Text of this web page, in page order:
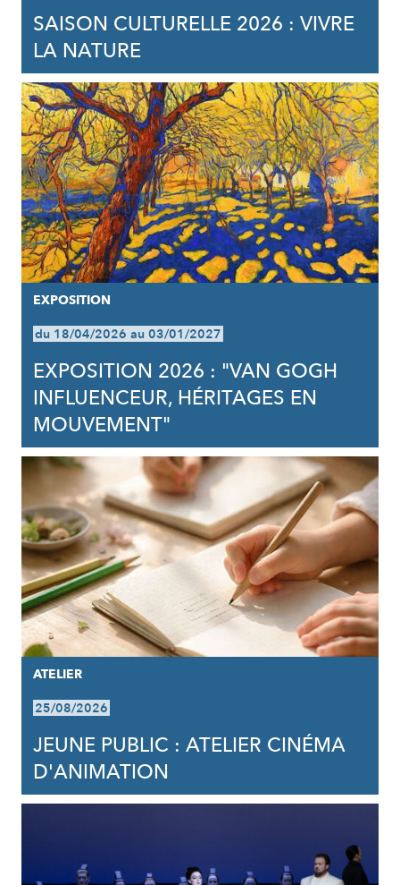
SAISON CULTURELLE 2026 : VIVRE
LA NATURE
EXPOSITION
du 18/04/2026 au 03/01/2027
EXPOSITION 2026 : "VAN GOGH
INFLUENCEUR, HÉRITAGES EN
MOUVEMENT"
ATELIER
25/08/2026
JEUNE PUBLIC : ATELIER CINÉMA
D'ANIMATION